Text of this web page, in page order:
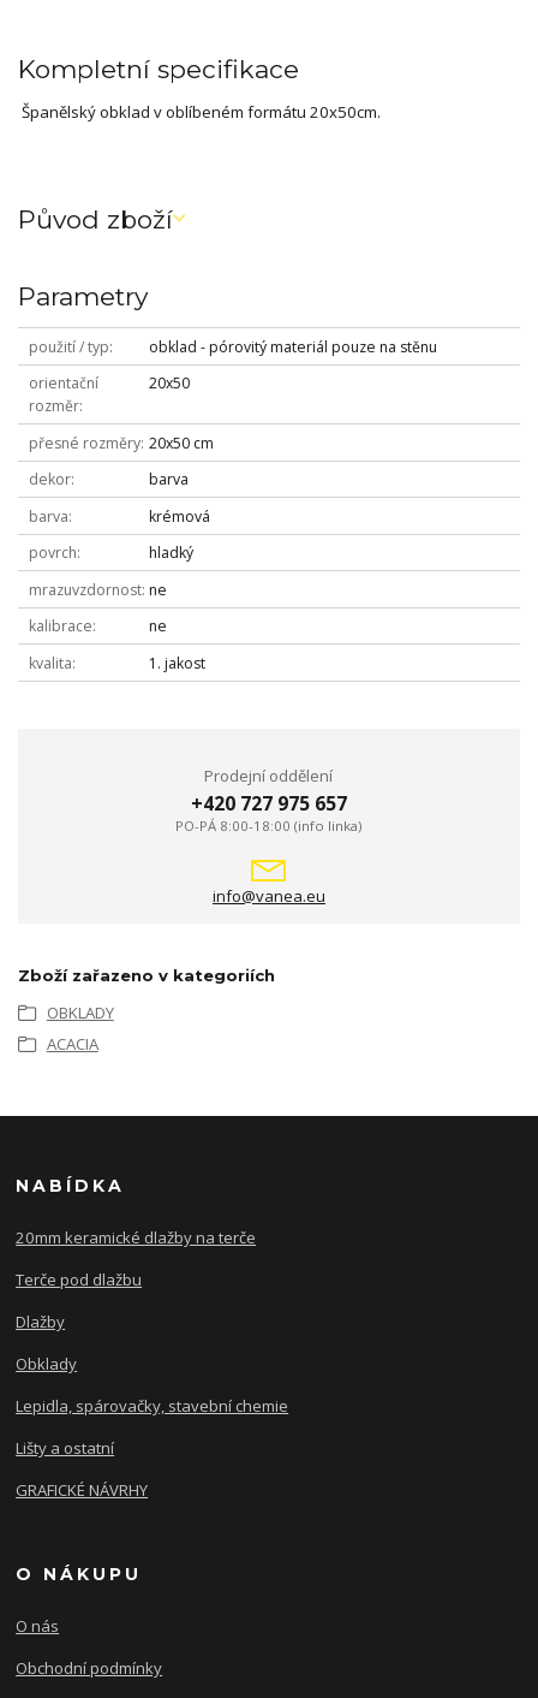
Kompletní specifikace
Španělský obklad v oblíbeném formátu 20x50cm.
Původ zboží
Parametry
použití / typ
obklad - pórovitý materiál pouze na stěnu
orientační
rozměr
20x50
přesné rozměry 20x50 cm
dekor
barva
barva
krémová
povrch
hladký
mrazuvzdornost ne
kalibrace
ne
kvalita
1. jakost
Prodejní oddělení
+420 727 975 657
PO-PÁ 8:00-18:00 (info linka)
info@vanea.eu
Zboží zařazeno v kategoriích
OBKLADY
ACACIA
NABÍDKA
20mm keramické dlažby na terče
Terče pod dlažbu
Dlažby
Obklady
Lepidla, spárovačky, stavební chemie
Lišty a ostatní
GRAFICKÉ NÁVRHY
O NÁKUPU
O nás
Obchodní podmínky